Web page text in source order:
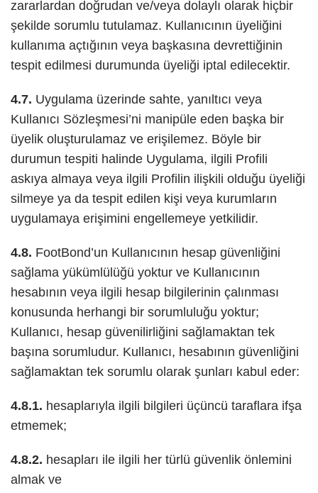
zararlardan doğrudan ve/veya dolaylı olarak hiçbir
şekilde sorumlu tutulamaz. Kullanıcının üyeliğini
kullanıma açtığının veya başkasına devrettiğinin
tespit edilmesi durumunda üyeliği iptal edilecektir.
4.7. Uygulama üzerinde sahte, yanıltıcı veya
Kullanıcı Sözleşmesi’ni manipüle eden başka bir
üyelik oluşturulamaz ve erişilemez. Böyle bir
durumun tespiti halinde Uygulama, ilgili Profili
askıya almaya veya ilgili Profilin ilişkili olduğu üyeliği
silmeye ya da tespit edilen kişi veya kurumların
uygulamaya erişimini engellemeye yetkilidir.
4.8. FootBond’un Kullanıcının hesap güvenliğini
sağlama yükümlülüğü yoktur ve Kullanıcının
hesabının veya ilgili hesap bilgilerinin çalınması
konusunda herhangi bir sorumluluğu yoktur;
Kullanıcı, hesap güvenilirliğini sağlamaktan tek
başına sorumludur. Kullanıcı, hesabının güvenliğini
sağlamaktan tek sorumlu olarak şunları kabul eder:
4.8.1. hesaplarıyla ilgili bilgileri üçüncü taraflara ifşa
etmemek;
4.8.2. hesapları ile ilgili her türlü güvenlik önlemini
almak ve